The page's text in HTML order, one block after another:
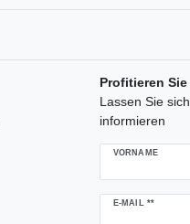
Profitieren
Lassen Sie
informieren
VORNAME
E-MAIL **
Newsletter